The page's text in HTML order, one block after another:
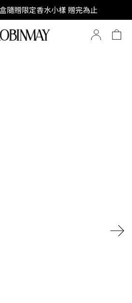
D&E 全新代言
隨贈限定香水小樣 贈完為止
D&E 全新代言